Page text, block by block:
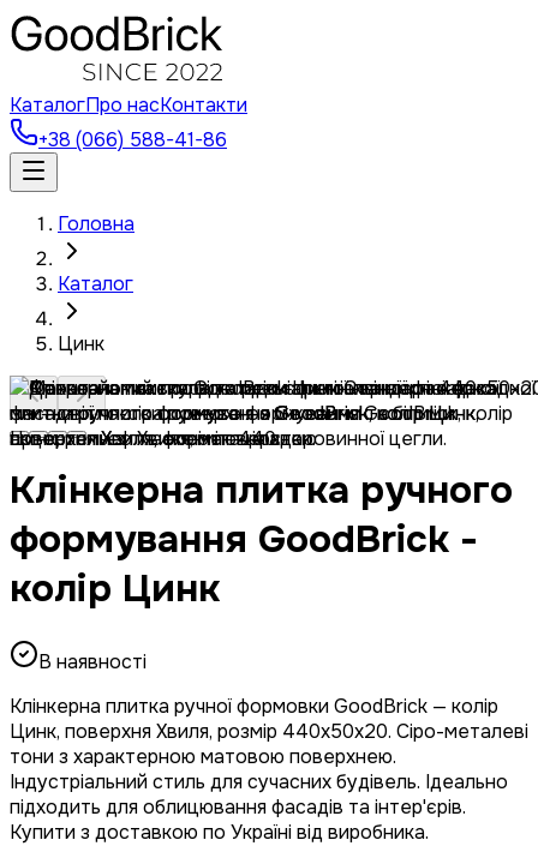
КаталогПро насКонтакти
+38 (066) 588-41-86
Головна
Каталог
Цинк
Клінкерна плитка ручного
формування GoodBrick -
колір Цинк
В наявності
Клінкерна плитка ручної формовки GoodBrick — колір
Цинк, поверхня Хвиля, розмір 440x50x20. Сіро-металеві
тони з характерною матовою поверхнею.
Індустріальний стиль для сучасних будівель. Ідеально
підходить для облицювання фасадів та інтер'єрів.
Купити з доставкою по Україні від виробника.